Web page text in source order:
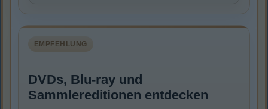
EMPFEHLUNG
DVDs, Blu-ray und
Sammlereditionen entdecken